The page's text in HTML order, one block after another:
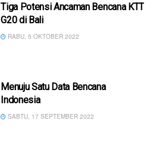
Tiga Potensi Ancaman Bencana KTT
G20 di Bali
RABU, 5 OKTOBER 2022
Menuju Satu Data Bencana
Indonesia
SABTU, 17 SEPTEMBER 2022